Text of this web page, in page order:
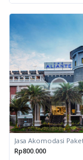
Rp800.000